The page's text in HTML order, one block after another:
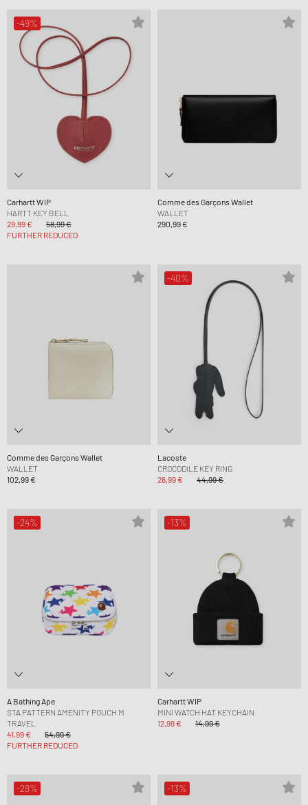
-49%
Carhartt WIP
HARTT KEY BELL
29,99 €
58,99 €
FURTHER REDUCED
Comme des Garçons Wallet
WALLET
290,99 €
Comme des Garçons Wallet
WALLET
102,99 €
-40%
Lacoste
CROCODILE KEY RING
26,99 €
44,99 €
-24%
A Bathing Ape
STA PATTERN AMENITY POUCH M
TRAVEL
41,99 €
54,99 €
FURTHER REDUCED
-13%
Carhartt WIP
MINI WATCH HAT KEYCHAIN
12,99 €
14,99 €
-28% -13%